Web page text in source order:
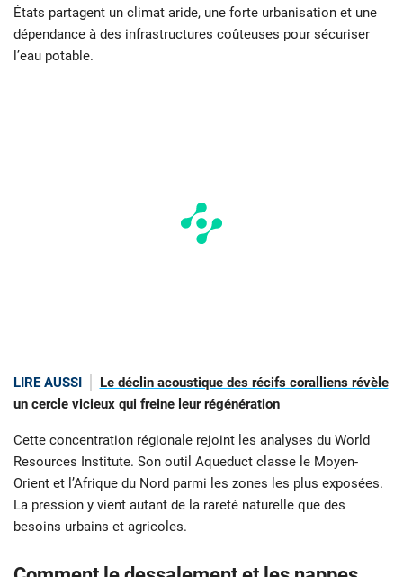
États partagent un climat aride, une forte urbanisation et une
dépendance à des infrastructures coûteuses pour sécuriser
l’eau potable.
LIRE AUSSI
Le déclin acoustique des récifs coralliens révèle
un cercle vicieux qui freine leur régénération
Cette concentration régionale rejoint les analyses du World
Resources Institute. Son outil Aqueduct classe le Moyen-
Orient et l’Afrique du Nord parmi les zones les plus exposées.
La pression y vient autant de la rareté naturelle que des
besoins urbains et agricoles.